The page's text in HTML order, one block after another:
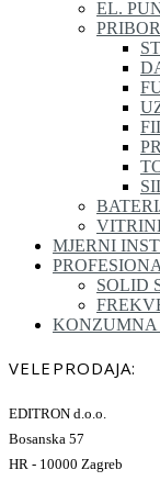
EL.
MJERNI
SOLID
VELEPRODAJA:
EDITRON d.o.o.
Bosanska 57
HR - 10000 Zagreb